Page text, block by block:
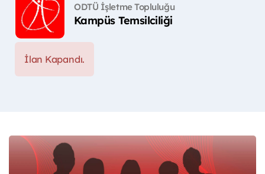
ODTÜ İşletme Topluluğu
Kampüs Temsilciliği
İlan Kapandı.